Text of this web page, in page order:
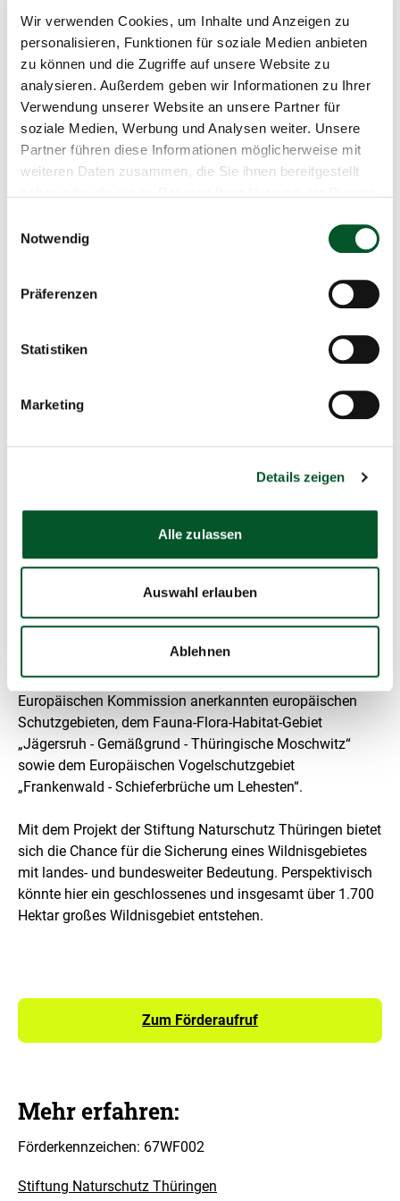
Wir verwenden Cookies, um Inhalte und Anzeigen zu
personalisieren, Funktionen für soziale Medien anbieten
zu können und die Zugriffe auf unsere Website zu
analysieren. Außerdem geben wir Informationen zu Ihrer
Verwendung unserer Website an unsere Partner für
soziale Medien, Werbung und Analysen weiter. Unsere
Partner führen diese Informationen möglicherweise mit
weiteren Daten zusammen, die Sie ihnen bereitgestellt
Notwendig
Präferenzen
Statistiken
Marketing
Details zeigen
Alle zulassen
Auswahl erlauben
Ablehnen
ö
e
r
t
e
D
a
r
n
bedeutsames Stück Wildnis entsteht.
Kartenansicht des Projektes
Diese Inhalte können nicht angezeigt werden, da die
um die Cookies zu akzeptieren und den Inhalt
nationalrechtlich streng geschützten, 1.303 Hektar großen
charakteristischen Standort und Lebensraum des
Naturraums Hohes Thüringer Schiefergebirge –
Frankenwald. Die Waldvegetation wird durch
Tannen sowie Fichten-Forste geprägt. Die Lage innerhalb
einer großräumigen und störungsarmen Waldlandschaft
ist unter anderem für Großvögel und Höhlenbrüter
Die Fläche befindet sich außerdem in zwei von der
Europäischen Kommission anerkannten europäischen
Schutzgebieten, dem Fauna-Flora-Habitat-Gebiet
„Jägersruh - Gemäßgrund - Thüringische Moschwitz“
sowie dem Europäischen Vogelschutzgebiet
„Frankenwald - Schieferbrüche um Lehesten“.
Mit dem Projekt der Stiftung Naturschutz Thüringen bietet
sich die Chance für die Sicherung eines Wildnisgebietes
mit landes- und bundesweiter Bedeutung. Perspektivisch
könnte hier ein geschlossenes und insgesamt über 1.700
Hektar großes Wildnisgebiet entstehen.
Zum Förderaufruf
Mehr erfahren:
Förderkennzeichen: 67WF002
Stiftung Naturschutz Thüringen